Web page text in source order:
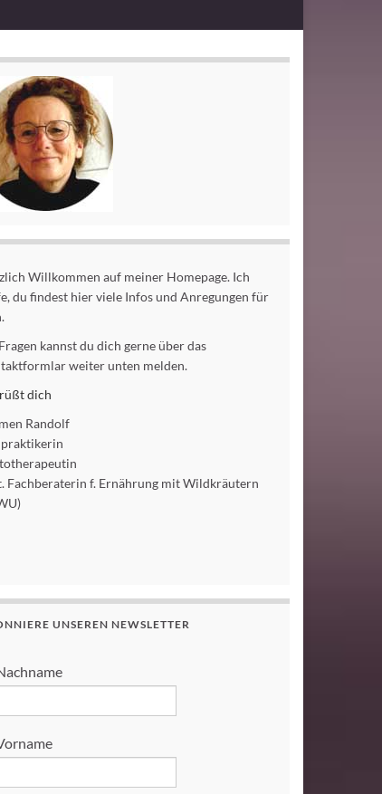
Willkommen auf meiner Homepage. Ich
du findest hier viele Infos und Anregungen für
kannst du dich gerne über das
weiter unten melden.
dich
Randolf
Fachberaterin f. Ernährung mit Wildkräutern
UNSEREN NEWSLETTER